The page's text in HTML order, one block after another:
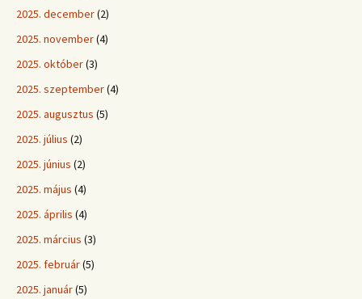
2025. december(2)
2025. november(4)
2025. október(3)
2025. szeptember(4)
2025. augusztus (5)
2025. július (2)
2025. június (2)
2025. május (4)
2025. április (4)
2025. március (3)
2025. február(5)
2025. január(5)